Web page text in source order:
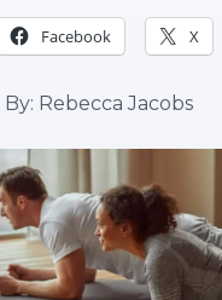
Facebook X
By: Rebecca Jacobs